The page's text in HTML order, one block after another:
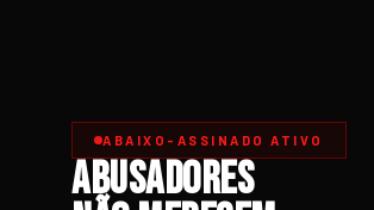
ABAIXO-ASSINADO ATIVO
ABUSADORES